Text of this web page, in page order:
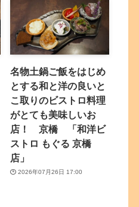
名物土鍋ご飯をはじめ
とする和と洋の良いと
こ取りのビストロ料理
がとても美味しいお
店！ 京橋 「和洋ビ
ストロ もぐる 京橋
店」
2026年07月26日 17:00